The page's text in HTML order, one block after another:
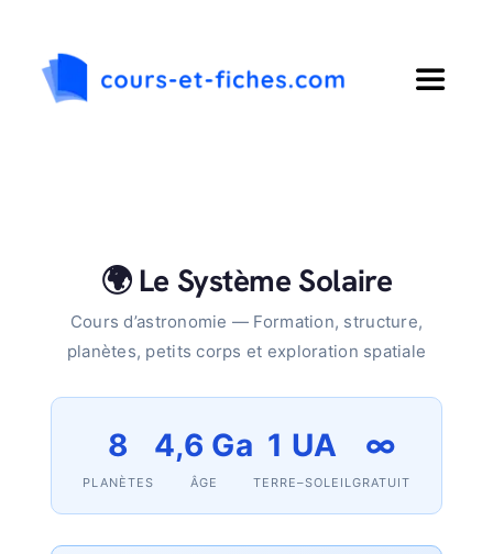
contenu
Toggle
🌍 Le Système Solaire
Cours d’astronomie — Formation, structure,
planètes, petits corps et exploration spatiale
8
PLANÈTES
4,6 Ga
ÂGE
1 UA
TERRE–SOLEIL
∞
GRATUIT